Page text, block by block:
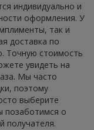
индивидуально и
оформления. У
так и
доставка по
Точную стоимость
увидеть на
Мы часто
поэтому
выберите
позаботимся о
получателя.